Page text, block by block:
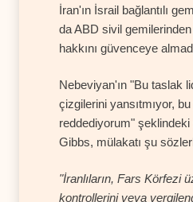
İran'ın İsrail bağlantılı
da ABD sivil
hakkını güvenceye
Nebeviyan'ın "Bu taslak
çizgilerini yansıtmıyor,
reddediyorum"
Gibbs, mülakatı şu
"İranlıların, Fars Körfezi
kontrollerini veya